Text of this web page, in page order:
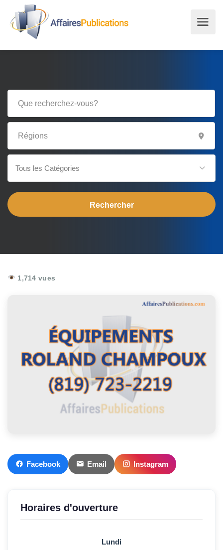
Tous les Catégories
1,714 vues
Facebook Email Instagram
Horaires d'ouverture
Lundi